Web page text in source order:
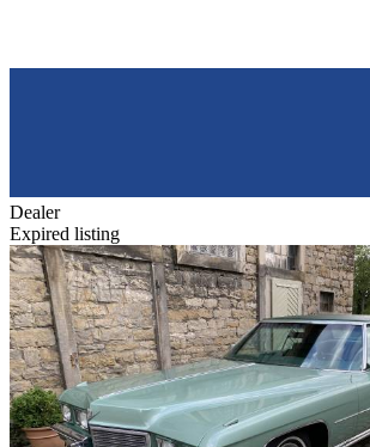
Dealer
Expired listing